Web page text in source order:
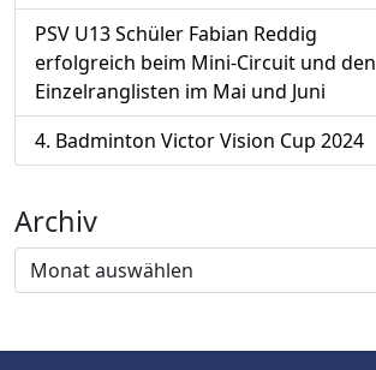
PSV U13 Schüler Fabian Reddig
erfolgreich beim Mini-Circuit und den
Einzelranglisten im Mai und Juni
4. Badminton Victor Vision Cup 2024
Archiv
Archiv